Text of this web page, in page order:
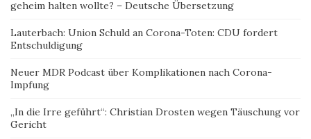
geheim halten wollte? – Deutsche Übersetzung
Lauterbach: Union Schuld an Corona-Toten: CDU fordert
Entschuldigung
Neuer MDR Podcast über Komplikationen nach Corona-
Impfung
„In die Irre geführt“: Christian Drosten wegen Täuschung vor
Gericht